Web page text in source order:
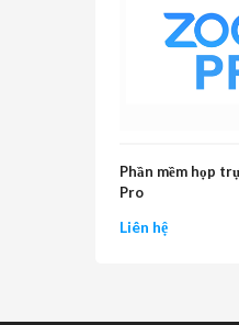
Phần mềm họp
Pro
Liên hệ